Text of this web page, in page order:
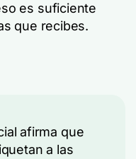
es suficiente
que recibes.
afirma que
a las